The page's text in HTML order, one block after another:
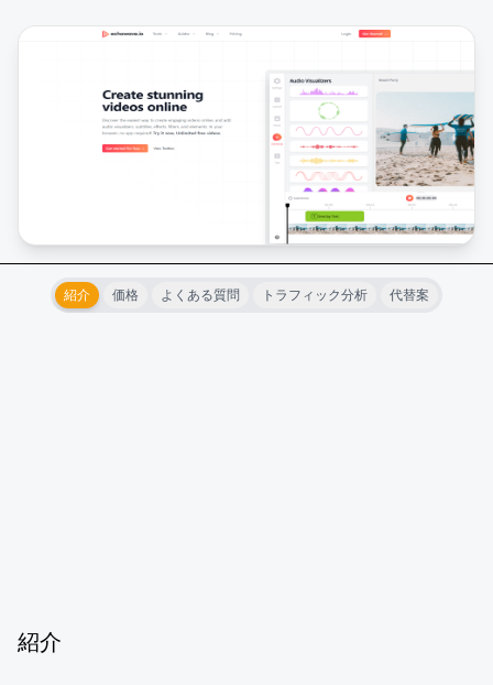
紹介 価格 よくある質問 トラフィック分析 代替案
紹介